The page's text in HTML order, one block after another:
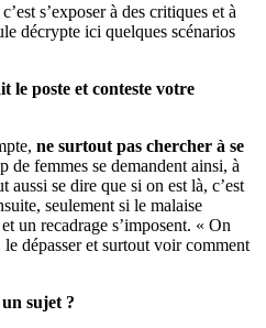
s’exposer à des critiques et à
décrypte ici quelques scénarios
le poste et conteste votre
ne surtout pas chercher à se
de femmes se demandent ainsi, à
se dire que si on est là, c’est
seulement si le malaise
un recadrage s’imposent. « On
dépasser et surtout voir comment
sujet ?